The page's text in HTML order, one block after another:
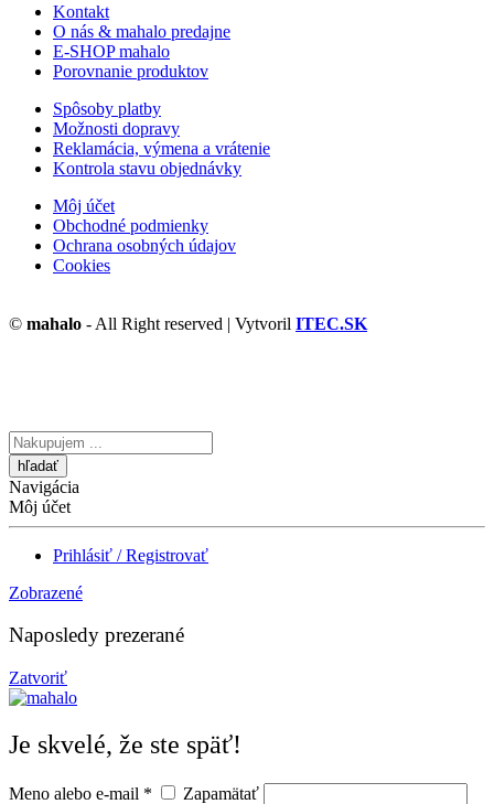
Kontakt
O nás & mahalo predajne
E-SHOP mahalo
Porovnanie produktov
Spôsoby platby
Možnosti dopravy
Reklamácia, výmena a vrátenie
Kontrola stavu objednávky
Môj účet
Obchodné podmienky
Ochrana osobných údajov
Cookies
© mahalo - All Right reserved | Vytvoril ITEC.SK
Vyhľadávanie
tu
Navigácia
Môj účet
Prihlásiť / Registrovať
Zobrazené
Naposledy prezerané
Zatvoriť
Je skvelé, že ste späť!
Meno alebo e-mail * Zapamätať